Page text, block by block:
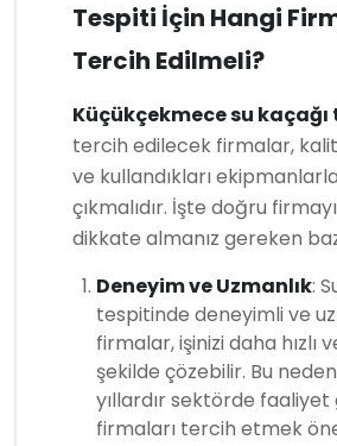
Tespiti İçin Hangi
Tercih Edilmeli?
Küçükçekmece su
tercih edilecek firmalar,
ve kullandıkları
çıkmalıdır. İşte doğru
dikkate almanız gereken
Deneyim ve Uzmanlık:
tespitinde deneyimli ve
firmalar, işinizi daha hızlı
şekilde çözebilir. Bu
yıllardır sektörde
firmaları tercih etmek